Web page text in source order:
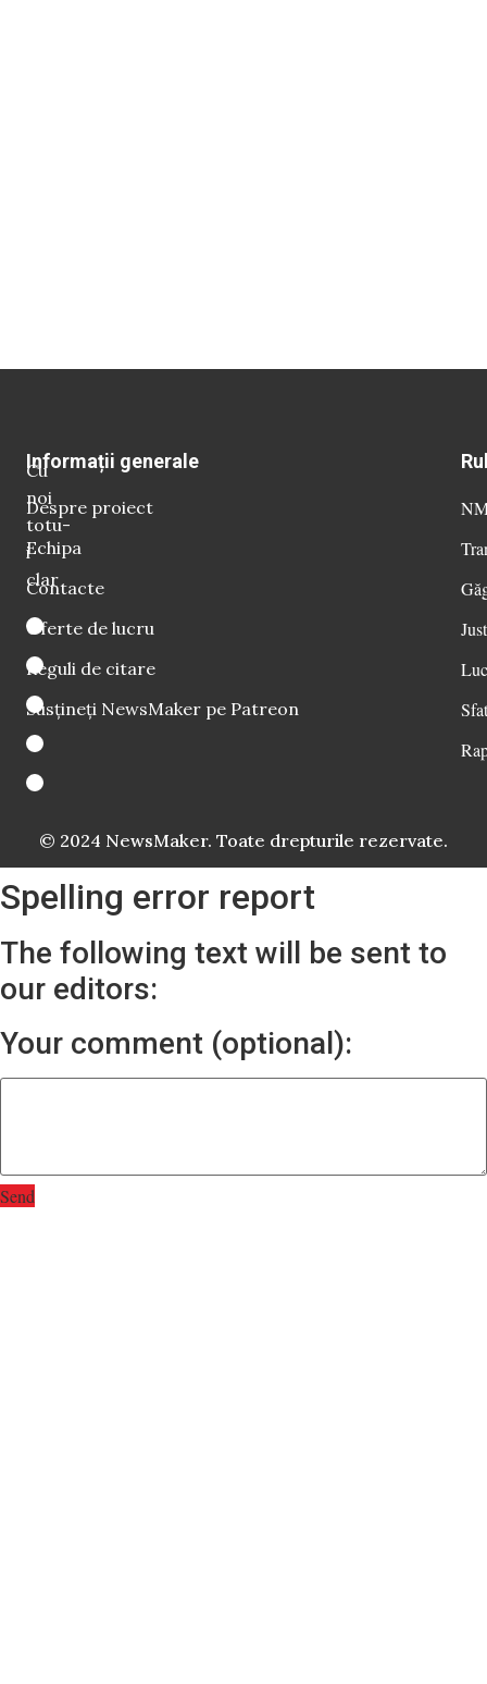
Cu
noi
totu-
i
clar
Informații generale
Despre proiect
Echipa
Contacte
Oferte de lucru
Reguli de citare
Susțineți NewsMaker pe Patreon
© 2024 NewsMaker. Toate drepturile rezervate.
Spelling error report
The following text will be sent to
our editors:
Your comment (optional):
Send